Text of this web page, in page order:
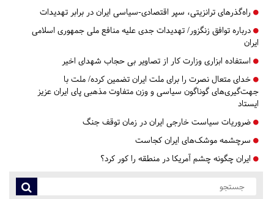
راه‌گذرهای ترانزیتی، سپر اقتصادی-سیاسی ایران در برابر تهدیدات
درباره توافق زنگزور/ تهدیدات جدی علیه منافع ملی جمهوری اسلامی
ایران
استفاده ابزاری وزارت کار از تصاویر بی حجاب شهدای اخیر
خدای متعال نصرت را برای ملت ایران تضمین کرده/ ملت با
جهت‌گیری‌های گوناگون سیاسی و وزن متفاوت مذهبی پای ایران عزیز
ایستاد
ضروریات سیاست خارجی ایران در زمان توقف جنگ
سرچشمه موشک‌های ایران کجاست
ایران چگونه چشم آمریکا در منطقه را کور کرد؟